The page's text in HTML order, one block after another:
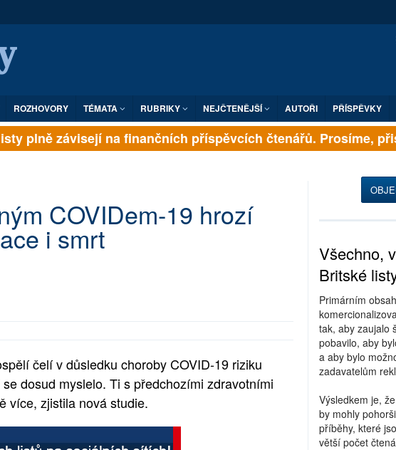
ROZHOVORY TÉMATA RUBRIKY NEJČTENĚJŠÍ AUTOŘI PŘÍSPĚVKY
plně závisejí na finančních příspěvcích čtenářů. Prosíme,
COVIDem-19 hrozí
i smrt
čelí v důsledku choroby COVID-19 riziku
dosud myslelo. Ti s předchozími zdravotními
více, zjistila nová studie.
Všechno,
Britské
Primárním
tak, aby zaujalo
pobavilo, aby
a aby bylo
zadavatelům
Výsledkem je,
by mohly
příběhy, které
větší počet